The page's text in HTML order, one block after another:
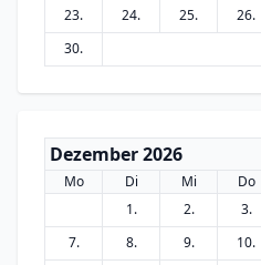
23. 24. 25. 26.
30.
Dezember 2026
Mo Di Mi Do
1.
2. 3.
7.
8. 9. 10.